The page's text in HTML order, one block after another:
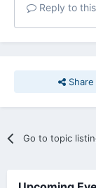
Reply to
Share
Go to topic